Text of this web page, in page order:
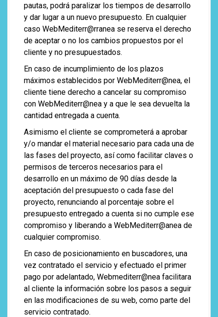
pautas, podrá paralizar los tiempos de desarrollo
y dar lugar a un nuevo presupuesto. En cualquier
caso WebMediterr@rranea se reserva el derecho
de aceptar o no los cambios propuestos por el
cliente y no presupuestados.
En caso de incumplimiento de los plazos
máximos establecidos por WebMediterr@nea, el
cliente tiene derecho a cancelar su compromiso
con WebMediterr@nea y a que le sea devuelta la
cantidad entregada a cuenta.
Asimismo el cliente se comprometerá a aprobar
y/o mandar el material necesario para cada una de
las fases del proyecto, así como facilitar claves o
permisos de terceros necesarios para el
desarrollo en un máximo de 90 días desde la
aceptación del presupuesto o cada fase del
proyecto, renunciando al porcentaje sobre el
presupuesto entregado a cuenta si no cumple ese
compromiso y liberando a WebMediterr@anea de
cualquier compromiso.
En caso de posicionamiento en buscadores, una
vez contratado el servicio y efectuado el primer
pago por adelantado, Webmediterr@nea facilitara
al cliente la información sobre los pasos a seguir
en las modificaciones de su web, como parte del
servicio contratado.